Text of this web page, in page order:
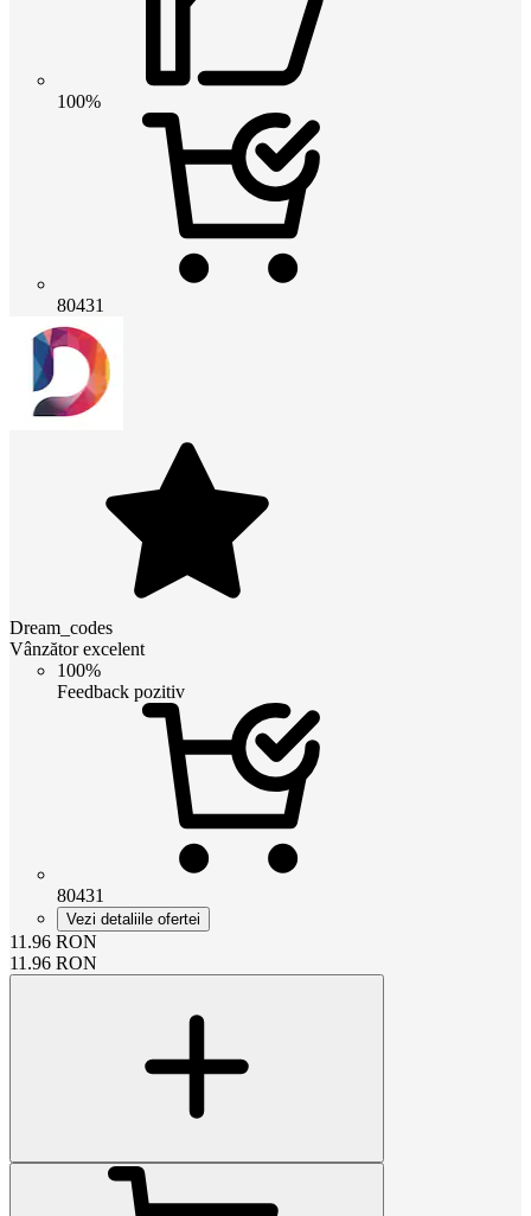
100%
80431
Dream_codes
Vânzător excelent
100%
Feedback pozitiv
80431
Vezi detaliile ofertei
11.96 RON
11.96 RON